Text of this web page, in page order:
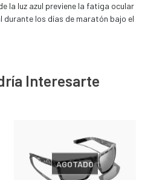
la luz azul previene la fatiga ocular
durante los días de maratón bajo el
Interesarte
AGOTADO